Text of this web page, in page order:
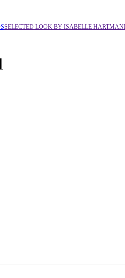
SELECTED LOOK BY ISABELLE